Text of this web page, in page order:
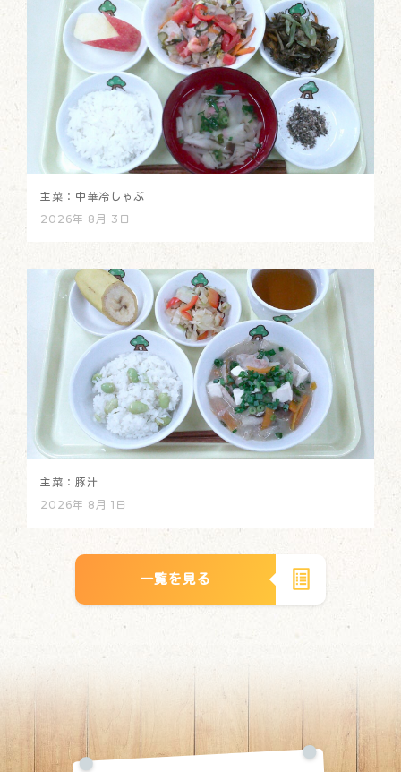
主菜：中華冷しゃぶ
2026年 8月 3日
主菜：豚汁
2026年 8月 1日
一覧を見る